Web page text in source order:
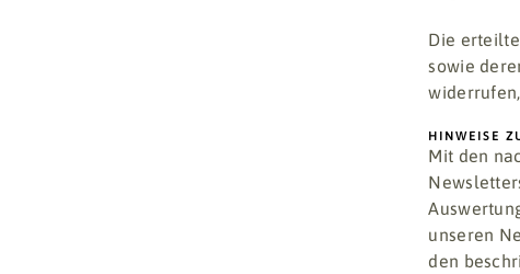
Die
sowie
HINWEISE
Mit den
unseren
den